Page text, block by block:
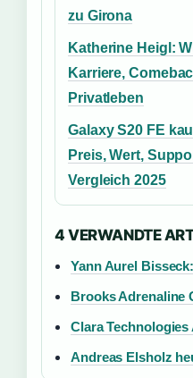
zu Girona
Katherine Heigl:
Karriere,
Privatleben
Galaxy S20 FE
Preis, Wert,
Vergleich 2025
4 VERWANDTE
Yann Aurel
Brooks Adrenaline
Clara
Andreas Elsholz